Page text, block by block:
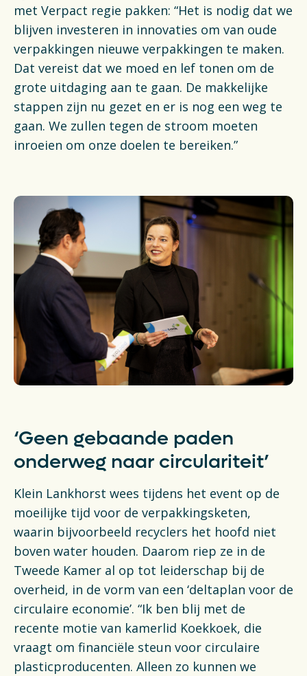
met Verpact regie pakken: “Het is nodig dat we
blijven investeren in innovaties om van oude
verpakkingen nieuwe verpakkingen te maken.
Dat vereist dat we moed en lef tonen om de
grote uitdaging aan te gaan. De makkelijke
stappen zijn nu gezet en er is nog een weg te
gaan. We zullen tegen de stroom moeten
inroeien om onze doelen te bereiken.”
‘Geen gebaande paden
onderweg naar circulariteit’
Klein Lankhorst wees tijdens het event op de
moeilijke tijd voor de verpakkingsketen,
waarin bijvoorbeeld recyclers het hoofd niet
boven water houden. Daarom riep ze in de
Tweede Kamer al op tot leiderschap bij de
overheid, in de vorm van een ‘deltaplan voor de
circulaire economie’. “Ik ben blij met de
recente motie van kamerlid Koekkoek, die
vraagt om financiële steun voor circulaire
plasticproducenten. Alleen zo kunnen we